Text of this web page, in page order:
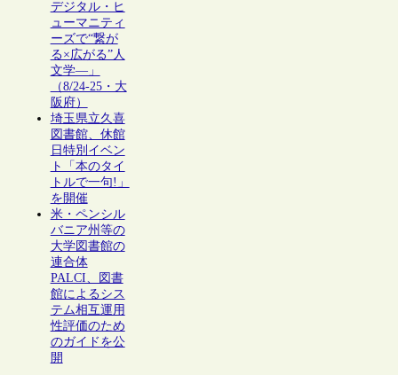
デジタル・ヒ
ューマニティ
ーズで“繋が
る×広がる”人
文学―」
（8/24-25・大
阪府）
埼玉県立久喜
図書館、休館
日特別イベン
ト「本のタイ
トルで一句!」
を開催
米・ペンシル
バニア州等の
大学図書館の
連合体
PALCI、図書
館によるシス
テム相互運用
性評価のため
のガイドを公
開